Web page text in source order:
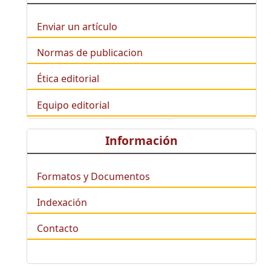
Enviar un artículo
Normas de publicacion
Ética editorial
Equipo editorial
Información
Formatos y Documentos
Indexación
Contacto